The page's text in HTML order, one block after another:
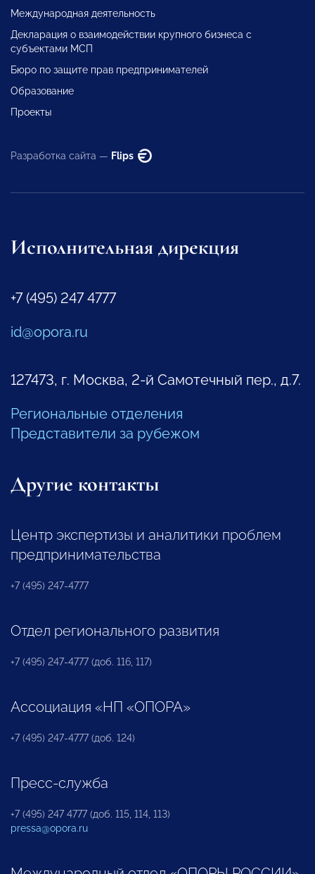
Международная деятельность
Декларация о взаимодействии крупного бизнеса с
субъектами МСП
Бюро по защите прав предпринимателей
Образование
Проекты
Разработка сайта — Flips
Исполнительная дирекция
+7 (495) 247 4777
id@opora.ru
127473, г. Москва, 2-й Самотечный пер., д.7.
Региональные отделения
Представители за рубежом
Другие контакты
Центр экспертизы и аналитики проблем
предпринимательства
+7 (495) 247-4777
Отдел регионального развития
+7 (495) 247-4777 (доб. 116, 117)
Ассоциация «НП «ОПОРА»
+7 (495) 247-4777 (доб. 124)
Пресс-служба
+7 (495) 247 4777 (доб. 115, 114, 113)
pressa@opora.ru